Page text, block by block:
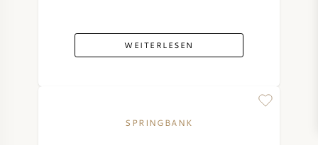
WEITERLESEN
SPRINGBANK